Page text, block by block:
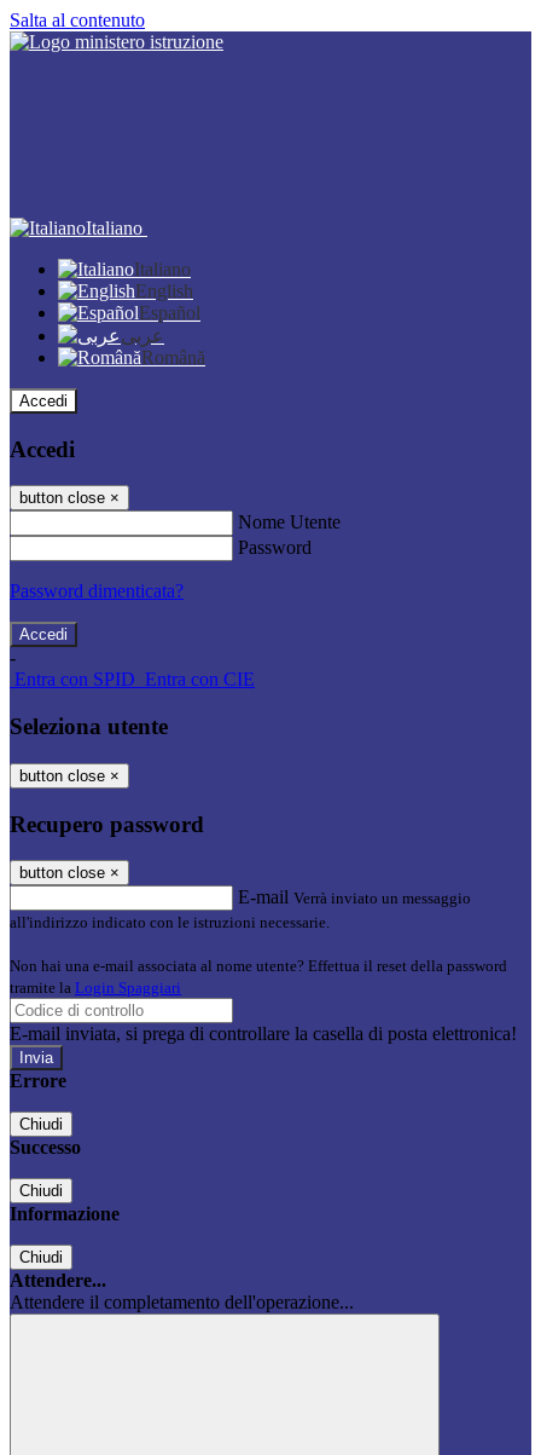
Salta al contenuto
Italiano
Italiano
English
Español
عربى
Română
Accedi
Accedi
button close ×
Nome Utente
Password
Password dimenticata?
-
Entra con SPID Entra con CIE
Seleziona utente
button close ×
Recupero password
button close ×
E-mail Verrà inviato un messaggio
all'indirizzo indicato con le istruzioni necessarie.
Non hai una e-mail associata al nome utente? Effettua il reset della password
tramite la Login Spaggiari
E-mail inviata, si prega di controllare la casella di posta elettronica!
Errore
Chiudi
Successo
Chiudi
Informazione
Chiudi
Attendere...
Attendere il completamento dell'operazione...